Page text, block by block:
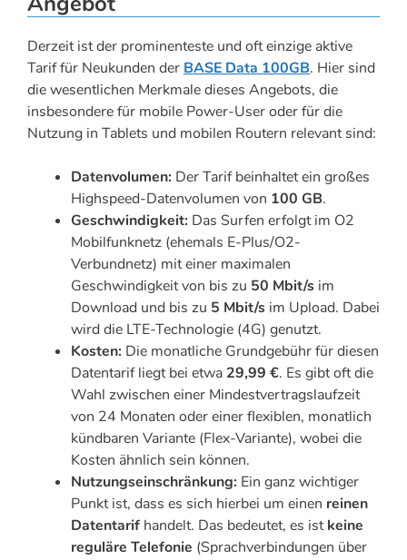
Derzeit ist der prominenteste und oft einzige aktive
Tarif für Neukunden der BASE Data 100GB. Hier sind
die wesentlichen Merkmale dieses Angebots, die
insbesondere für mobile Power-User oder für die
Nutzung in Tablets und mobilen Routern relevant sind:
Datenvolumen: Der Tarif beinhaltet ein großes
Highspeed-Datenvolumen von 100 GB.
Geschwindigkeit: Das Surfen erfolgt im O2
Mobilfunknetz (ehemals E-Plus/O2-
Verbundnetz) mit einer maximalen
Geschwindigkeit von bis zu 50 Mbit/s im
Download und bis zu 5 Mbit/s im Upload. Dabei
wird die LTE-Technologie (4G) genutzt.
Kosten: Die monatliche Grundgebühr für diesen
Datentarif liegt bei etwa 29,99 €. Es gibt oft die
Wahl zwischen einer Mindestvertragslaufzeit
von 24 Monaten oder einer flexiblen, monatlich
kündbaren Variante (Flex-Variante), wobei die
Kosten ähnlich sein können.
Nutzungseinschränkung: Ein ganz wichtiger
Punkt ist, dass es sich hierbei um einen reinen
Datentarif handelt. Das bedeutet, es istkeine
reguläre Telefonie (Sprachverbindungen über